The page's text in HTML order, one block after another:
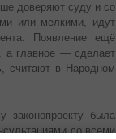
доверяют суду и со
или мелкими, идут
Появление ещё
а главное — сделает
считают в Народном
законопроекту была
со всеми